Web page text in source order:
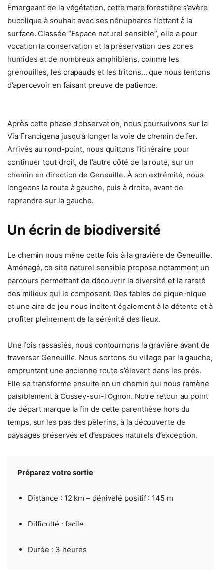
Émergeant de la végétation, cette mare forestière s’avère
bucolique à souhait avec ses nénuphares flottant à la
surface. Classée “Espace naturel sensible”, elle a pour
vocation la conservation et la préservation des zones
humides et de nombreux amphibiens, comme les
grenouilles, les crapauds et les tritons… que nous tentons
d’apercevoir en faisant preuve de patience.
Après cette phase d’observation, nous poursuivons sur la
Via Francigena jusqu’à longer la voie de chemin de fer.
Arrivés au rond-point, nous quittons l’itinéraire pour
continuer tout droit, de l’autre côté de la route, sur un
chemin en direction de Geneuille. À son extrémité, nous
longeons la route à gauche, puis à droite, avant de
reprendre sur la gauche.
Un écrin de biodiversité
Le chemin nous mène cette fois à la gravière de Geneuille.
Aménagé, ce site naturel sensible propose notamment un
parcours permettant de découvrir la diversité et la rareté
des milieux qui le composent. Des tables de pique-nique
et une aire de jeu nous incitent également à la détente et à
profiter pleinement de la sérénité des lieux.
Une fois rassasiés, nous contournons la gravière avant de
traverser Geneuille. Nous sortons du village par la gauche,
empruntant une ancienne route s’élevant dans les prés.
Elle se transforme ensuite en un chemin qui nous ramène
paisiblement à Cussey-sur-l’Ognon. Notre retour au point
de départ marque la fin de cette parenthèse hors du
temps, sur les pas des pèlerins, à la découverte de
paysages préservés et d’espaces naturels d’exception.
Préparez votre sortie
Distance : 12 km – dénivelé positif : 145 m
Difficulté : facile
Durée : 3 heures